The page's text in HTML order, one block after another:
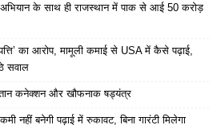
के साथ ही राजस्थान में पाक से आई 50 करोड़
का आरोप, मामूली कमाई से USA में कैसे पढ़ाई,
सवाल
कनेक्शन और खौफनाक षड्यंत्र
नहीं बनेगी पढ़ाई में रुकावट, बिना गारंटी मिलेगा